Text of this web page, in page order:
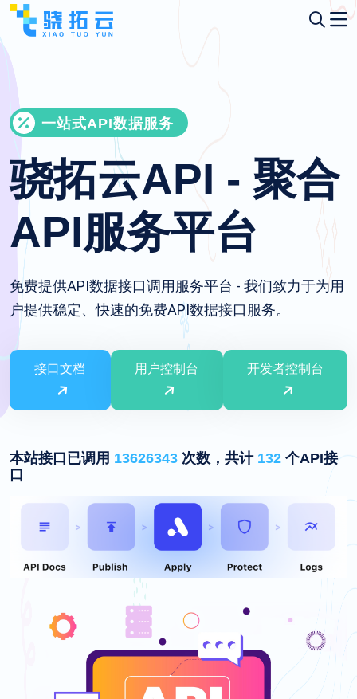
一站式API数据服务
骁拓云API - 聚合
API服务平台
免费提供API数据接口调用服务平台 - 我们致力于为用
户提供稳定、快速的免费API数据接口服务。
接口文档 用户控制台 开发者控制台
本站接口已调用 13626343 次数，共计 132 个API接
口